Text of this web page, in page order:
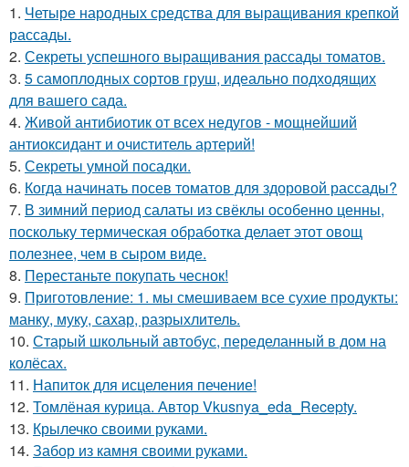
1. Четыре народных средства для выращивания крепкой
рассады.
2. Секреты успешного выращивания рассады томатов.
3. 5 самоплодных сортов груш, идеально подходящих
для вашего сада.
4. Живой антибиотик от всех недугов - мощнейший
антиоксидант и очиститель артерий!
5. Секреты умной посадки.
6. Когда начинать посев томатов для здоровой рассады?
7. В зимний период салаты из свёклы особенно ценны,
поскольку термическая обработка делает этот овощ
полезнее, чем в сыром виде.
8. Перестаньте покупать чеснок!
9. Приготовление: 1. мы смешиваем все сухие продукты:
манку, муку, сахар, разрыхлитель.
10. Старый школьный автобус, переделанный в дом на
колёсах.
11. Напиток для исцеления печение!
12. Томлёная курица. Автор Vkusnya_eda_Recepty.
13. Крылечко своими руками.
14. Забор из камня своими руками.